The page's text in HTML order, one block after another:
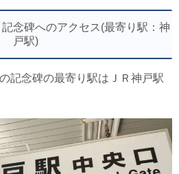
記念碑へのアクセス(最寄り駅：神
戸駅)
記念碑の最寄り駅はＪＲ神戸駅